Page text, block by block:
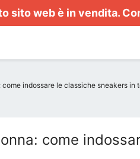
sito web è in vendita.
come indossare le classiche sneakers in
come